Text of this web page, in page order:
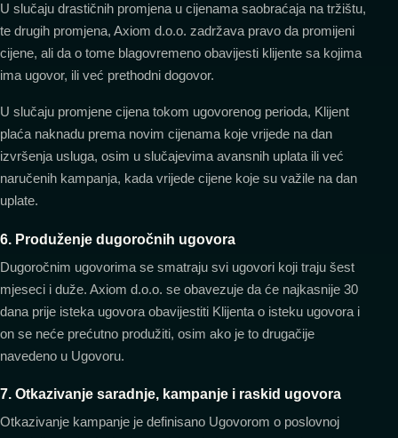
U slučaju drastičnih promjena u cijenama saobraćaja na tržištu,
te drugih promjena, Axiom d.o.o. zadržava pravo da promijeni
cijene, ali da o tome blagovremeno obavijesti klijente sa kojima
ima ugovor, ili već prethodni dogovor.
U slučaju promjene cijena tokom ugovorenog perioda, Klijent
plaća naknadu prema novim cijenama koje vrijede na dan
izvršenja usluga, osim u slučajevima avansnih uplata ili već
naručenih kampanja, kada vrijede cijene koje su važile na dan
uplate.
6. Produženje dugoročnih ugovora
Dugoročnim ugovorima se smatraju svi ugovori koji traju šest
mjeseci i duže. Axiom d.o.o. se obavezuje da će najkasnije 30
dana prije isteka ugovora obavijestiti Klijenta o isteku ugovora i
on se neće prećutno produžiti, osim ako je to drugačije
navedeno u Ugovoru.
7. Otkazivanje saradnje, kampanje i raskid ugovora
Otkazivanje kampanje je definisano Ugovorom o poslovnoj